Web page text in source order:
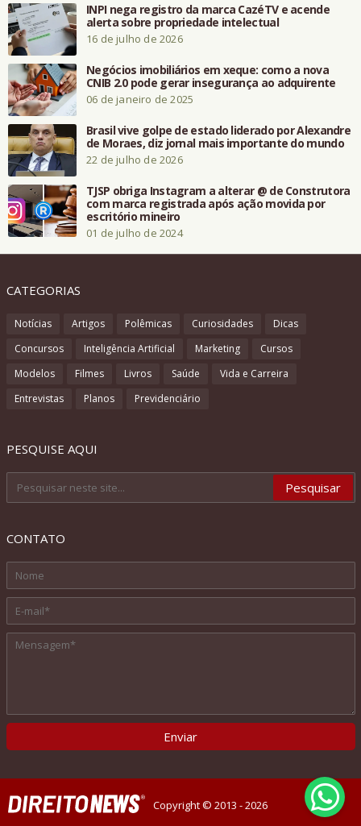
INPI nega registro da marca CazéTV e acende
alerta sobre propriedade intelectual
16 de julho de 2026
Negócios imobiliários em xeque: como a nova
CNIB 2.0 pode gerar insegurança ao adquirente
06 de janeiro de 2025
Brasil vive golpe de estado liderado por Alexandre
de Moraes, diz jornal mais importante do mundo
22 de julho de 2026
TJSP obriga Instagram a alterar @ de Construtora
com marca registrada após ação movida por
escritório mineiro
01 de julho de 2024
CATEGORIAS
Notícias Artigos Polêmicas Curiosidades
Dicas
Concursos
Inteligência Artificial Marketing
Cursos
Modelos
Filmes Livros Saúde
Vida e Carreira
Entrevistas
Planos Previdenciário
PESQUISE AQUI
CONTATO
Copyright © 2013 - 2026